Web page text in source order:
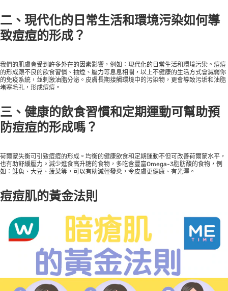
二、現代化的日常生活和環境污染如何導
致痘痘的形成？
我們的肌膚會受到許多外在的因素影響，例如：現代化的日常生活和環境污染。痘痘
的形成跟不良的飲食習慣、抽煙、壓力等息息相關，以上不健康的生活方式會減弱你
的免疫系統，並刺激油脂分泌。皮膚長期接觸環境中的污染物，更會導致污垢和油脂
堵塞毛孔，形成痘痘。
三、健康的飲食習慣和定期運動可幫助預
防痘痘的形成嗎？
荷爾蒙失衡可引致痘痘的形成。均衡的健康飲食和定期運動不但可改善荷爾蒙水平，
也有助舒緩壓力。減少進食高升糖的食物，多吃含豐富Omega-3脂肪酸的食物，例
如：鮭魚、大豆、菠菜等，可以有助減輕發炎，令皮膚更健康、有光澤。
痘痘肌的黃金法則